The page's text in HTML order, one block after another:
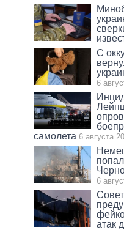
С
6
самолета 6 августа
6
атак